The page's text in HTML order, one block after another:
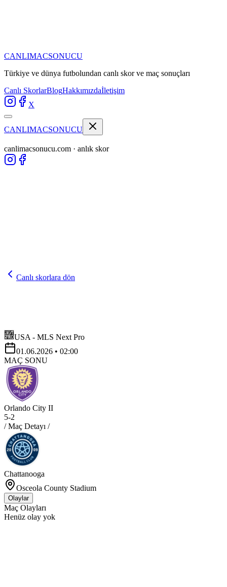
CANLIMACSONUCU
Türkiye ve dünya futbolundan canlı skor ve maç sonuçları
Canlı SkorlarBlogHakkımızdaİletişim
X
CANLIMACSONUCU
canlimacsonucu.com · anlık skor
Canlı skorlara dön
USA - MLS Next Pro
01.06.2026 • 02:00
MAÇ SONU
Orlando City II
5-2
/ Maç Detayı /
Chattanooga
Osceola County Stadium
Olaylar
Maç Olayları
Henüz olay yok